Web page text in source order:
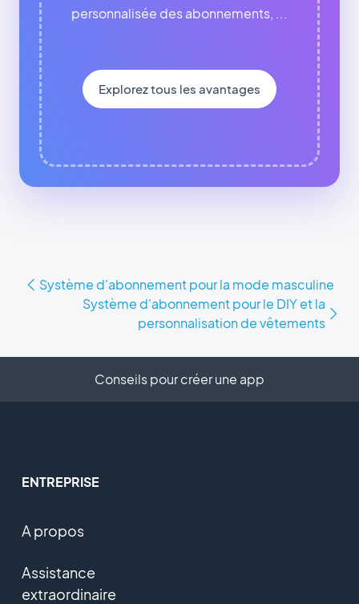
personnalisée des abonnements, ...
Explorez tous les avantages
Système d'abonnement pour la mode masculine
Système d'abonnement pour le DIY et la
personnalisation de vêtements
Conseils pour créer une app
ENTREPRISE
A propos
Assistance
extraordinaire